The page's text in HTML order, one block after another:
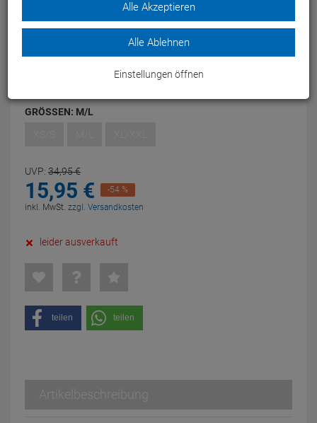
Tolle Bike Boxer aus angenehm weichem Material für besten
Tragekomfort.
GRÖSSEN: M/L
UVP: 34,95€
15,95 €
-54 %
inkl. MwSt. zzgl. Versandkosten
leider ausverkauft
teilen teilen
Artikelbeschreibung
Alle Akzeptieren
Alle Ablehnen
Einstellungen öffnen